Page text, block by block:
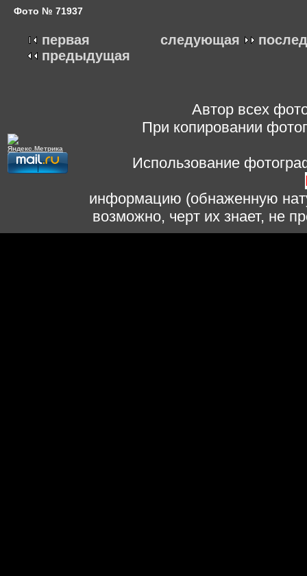
Фото № 71937
следующая
первая
предыдущая
Автор всех
При копировании
Использование
информацию (обнаженную
возможно, черт их знает, не